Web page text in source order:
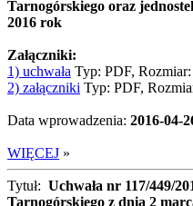
Tarnogórskiego oraz
2016 rok
Załączniki:
1) uchwała Typ: PDF,
2) załączniki Typ: PDF,
Data wprowadzenia: 2016-04-
WIĘCEJ »
Tytuł: Uchwała nr 117/449/
Tarnogórskiego z dnia 2